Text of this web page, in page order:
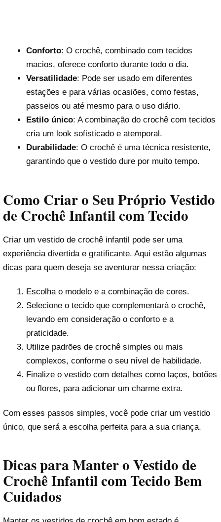
Conforto: O crochê, combinado com tecidos
macios, oferece conforto durante todo o dia.
Versatilidade: Pode ser usado em diferentes
estações e para várias ocasiões, como festas,
passeios ou até mesmo para o uso diário.
Estilo único: A combinação do crochê com tecidos
cria um look sofisticado e atemporal.
Durabilidade: O crochê é uma técnica resistente,
garantindo que o vestido dure por muito tempo.
Como Criar o Seu Próprio Vestido
de Crochê Infantil com Tecido
Criar um vestido de crochê infantil pode ser uma
experiência divertida e gratificante. Aqui estão algumas
dicas para quem deseja se aventurar nessa criação:
Escolha o modelo e a combinação de cores.
Selecione o tecido que complementará o crochê,
levando em consideração o conforto e a
praticidade.
Utilize padrões de crochê simples ou mais
complexos, conforme o seu nível de habilidade.
Finalize o vestido com detalhes como laços, botões
ou flores, para adicionar um charme extra.
Com esses passos simples, você pode criar um vestido
único, que será a escolha perfeita para a sua criança.
Dicas para Manter o Vestido de
Crochê Infantil com Tecido Bem
Cuidados